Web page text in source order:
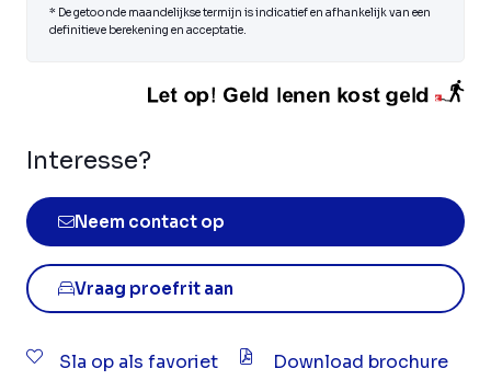
* De getoonde maandelijkse termijn is indicatief en afhankelijk van een
definitieve berekening en acceptatie.
Interesse?
Neem contact op
Vraag proefrit aan
Sla op als favoriet Download brochure